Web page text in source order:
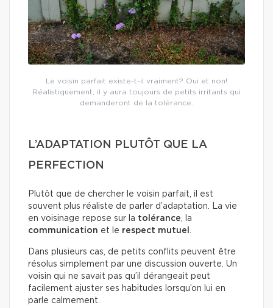
Le voisin parfait existe-t-il vraiment? Oui et non!
Réalistiquement, il y aura toujours de petits irritants qui
demanderont de la tolérance.
L’ADAPTATION PLUTÔT QUE LA
PERFECTION
Plutôt que de chercher le voisin parfait, il est
souvent plus réaliste de parler d’adaptation. La vie
en voisinage repose sur la tolérance, la
communication et le respect mutuel .
Dans plusieurs cas, de petits conflits peuvent être
résolus simplement par une discussion ouverte. Un
voisin qui ne savait pas qu’il dérangeait peut
facilement ajuster ses habitudes lorsqu’on lui en
parle calmement.